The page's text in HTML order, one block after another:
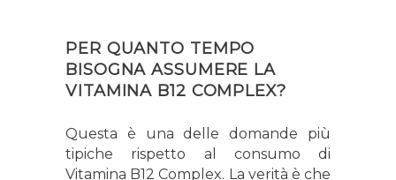
PER QUANTO TEMPO
BISOGNA ASSUMERE LA
VITAMINA B12 COMPLEX?
Questa è una delle domande più
tipiche rispetto al consumo di
Vitamina B12 Complex. La verità è che